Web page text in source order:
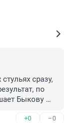
сразу,
по
Быкову
+0 –0